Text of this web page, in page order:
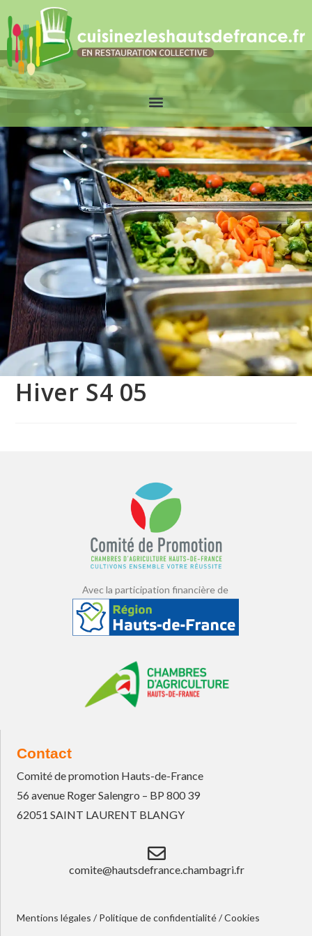
Hiver S4 05
Avec la participation financière de
Contact
Comité de promotion Hauts-de-France
56 avenue Roger Salengro – BP 800 39
62051 SAINT LAURENT BLANGY
comite@hautsdefrance.chambagri.fr
Mentions légales / Politique de confidentialité/Cookies